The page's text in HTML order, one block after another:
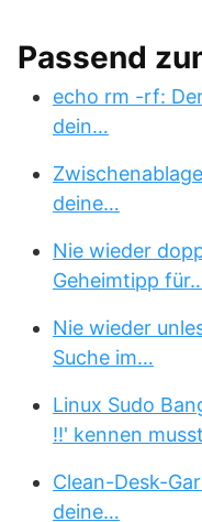
Passend
echo rm -rf:
dein…
deine…
Nie wieder
Geheimtipp
Nie wieder
Suche im…
Linux Sudo
!!' kennen musst
Clean-Desk-
deine…